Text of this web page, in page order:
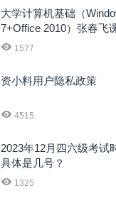
大学计算机基础（
7+Office 2010）张春飞
题答案解析
1577
资小料用户隐私政策
4515
2023年12月四六级考试
具体是几号？
1325